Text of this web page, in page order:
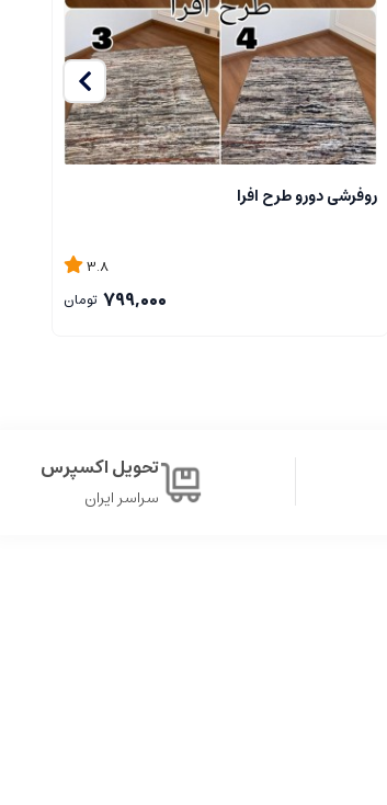
روفرشی دورو طرح افرا
3.8
799,000 تومان
تحویل اکسپرس
سراسر ایران